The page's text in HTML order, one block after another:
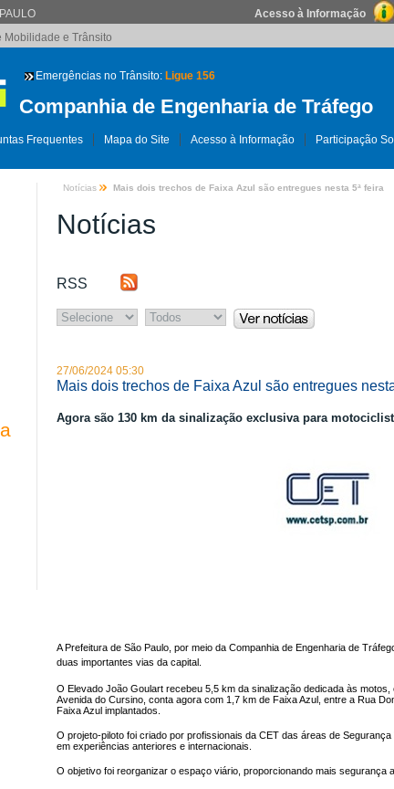
Acesso à Informação
Mobilidade e Trânsito
Emergências no Trânsito: Ligue 156
Companhia de Engenharia de Tráfego
Frequentes Mapa do Site Acesso à Informação Participação
Notícias Mais dois trechos de Faixa Azul são entregues nesta 5ª feira
Notícias
RSS
27/06/2024 05:30
Mais dois trechos de Faixa Azul são entregues
Agora são 130 km da sinalização exclusiva para
A Prefeitura de São Paulo, por meio da Companhia de Engenharia de
duas importantes vias da capital.
O Elevado João Goulart recebeu 5,5 km da sinalização dedicada às
Avenida do Cursino, conta agora com 1,7 km de Faixa Azul, entre a Rua
Faixa Azul implantados.
O projeto-piloto foi criado por profissionais da CET das áreas de
em experiências anteriores e internacionais.
O objetivo foi reorganizar o espaço viário, proporcionando mais